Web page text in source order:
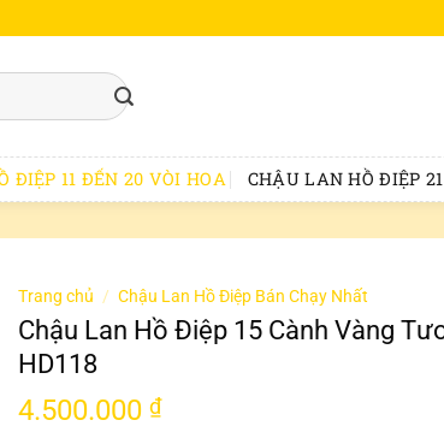
ĐIỆP 11 ĐẾN 20 VÒI HOA CHẬU LAN HỒ ĐIỆP
Trang chủ / Chậu Lan Hồ Điệp Bán Chạy Nhất
Chậu Lan Hồ Điệp 15 Cành Vàng
HD118
4.500.000 ₫